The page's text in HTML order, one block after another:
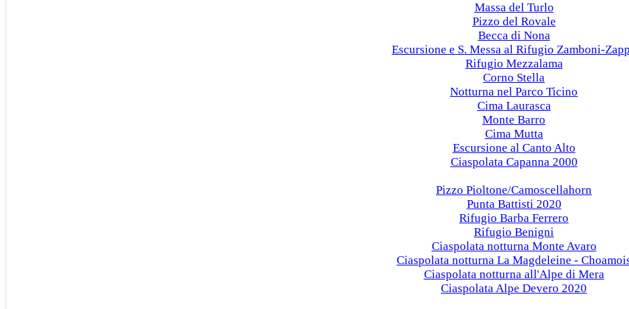
Massa del Turlo
Pizzo del Rovale
Becca di Nona
Escursione e S. Messa al Rifugio Zamboni-
Rifugio Mezzalama
Corno Stella
Notturna nel Parco Ticino
Cima Laurasca
Monte Barro
Cima Mutta
Escursione al Canto Alto
Ciaspolata Capanna 2000
Pizzo Pioltone/Camoscellahorn
Punta Battisti 2020
Rifugio Barba Ferrero
Rifugio Benigni
Ciaspolata notturna Monte Avaro
Ciaspolata notturna La Magdeleine -
Ciaspolata notturna all'Alpe di Mera
Ciaspolata Alpe Devero 2020